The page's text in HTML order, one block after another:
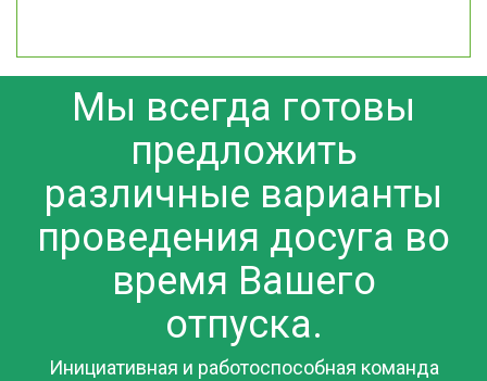
Мы всегда готовы
предложить
различные варианты
проведения досуга во
время Вашего
отпуска.
Инициативная и работоспособная команда